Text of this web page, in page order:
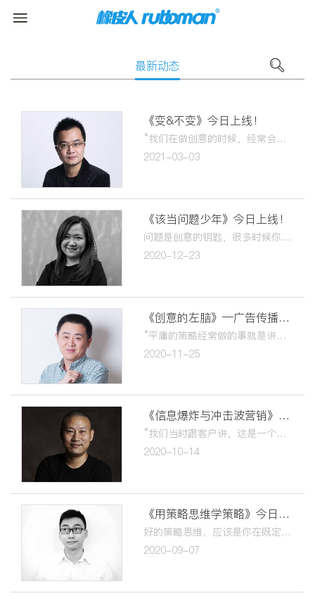
最新动态
《变&不变》今日上线！
“我们在做创意的时候，经常会被客户灵魂拷问。客户说，你的idea谁都能用，我们品牌需要独一无二的东西。那么，如何去打造一个无二的品牌？”
2021-03-03
《该当问题少年》今日上线！
问题是创意的钥匙，很多时候你找对了问题，事情就迎刃而解了。我想跟大家讨论一个问题：看懂创意。当你看到一个广告的时候，是否明白它的创意是什么？
2020-12-23
《创意的左脑》—广告传播中的策略思考 今日上线！
“平庸的策略经常做的事就是讲正确的废话。最成功的广告，是出彩的创意加上有效的策略。策略就是，除了这件事以外，别的事都可以不做”。
2020-11-25
《信息爆炸与冲击波营销》今日上线！
“我们当时跟客户讲，这是一个怎么都会赢的营销方案。我们已经不是在做广告了，它完全不是广告理论，我们做的叫“冲击波营销”...
2020-10-14
《用策略思维学策略》今日上线！
好的策略思维，应该是你在既定的目标之下有很多个选项，透过选项之间的比较，你能选出更好的战略或战术。如何让一个符号成为企业的护城河？
2020-09-07